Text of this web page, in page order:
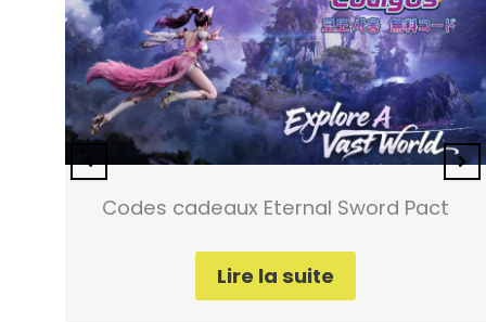
Codes cadeaux Eternal Sword Pact
Lire la suite